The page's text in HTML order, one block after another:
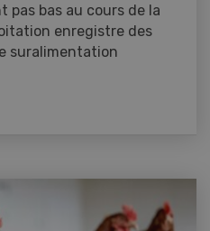
pas bas au cours de la
enregistre des
suralimentation